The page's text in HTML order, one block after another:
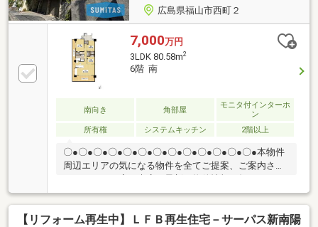
広島県福山市西町２
7,000万円
3LDK 80.58m2
6階 南
南向き 角部屋
モニタ付インターホ
ン
所有権
システムキッチン 2階以上
〇●〇●〇●〇●〇●〇●〇●〇●〇●〇●〇●〇●〇●本物件
周辺エリアの気になる物件を全てご提案、ご案内させ
まとめて物件見学ができる見学ツアーは【その場確
定！ 見学予約する（無料）からご予約下さい】〇●
〇●〇●〇●〇●〇●〇●〇●〇●〇●〇●〇●〇●◇洗練を極
【リフォーム再生中】ＬＦＢ再生住宅－サーパス新南陽